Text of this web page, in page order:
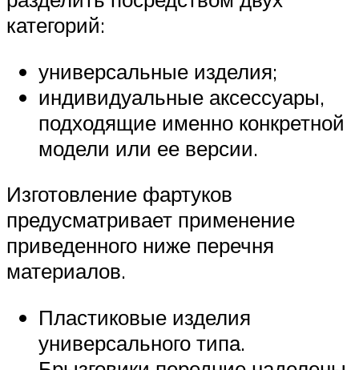
категорий:
универсальные изделия;
индивидуальные аксессуары,
подходящие именно конкретной
модели или ее версии.
Изготовление фартуков
предусматривает применение
приведенного ниже перечня
материалов.
Пластиковые изделия
универсального типа.